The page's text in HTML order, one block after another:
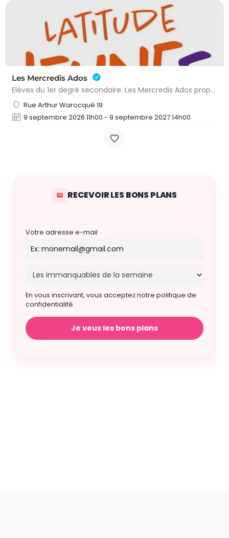
Les Mercredis Ados
Elèves du 1er degré secondaire. Les Mercredis Ados proposent, aux jeunes, un accompagnement scolaire et une…
Rue Arthur Warocqué 19
9 septembre 2026 11h00 - 9 septembre 2027 14h00
RECEVOIR LES BONS PLANS
Votre adresse e-mail
En vous inscrivant, vous acceptez notre politique de
confidentialité.